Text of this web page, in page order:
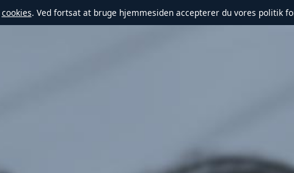
cookies. Ved fortsat at bruge hjemmesiden accepterer du vores politik